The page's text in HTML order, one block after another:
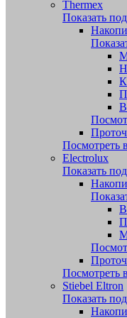
Thermex
Показать
Посмотреть
Electrolux
Показать
Посмотреть
Stiebel Eltron
Показать